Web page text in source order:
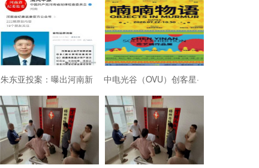
·拥军助老进社区慰问活动 陵战友欢聚磐石玉寨赓续
军旅初心
朱东亚投案：曝出河南新
乡顶着35项违法行为“远洋
捕捞”港商
中电光谷（OVU）创客星·
成都芯谷人工智能OPC社
区“芯创社”正